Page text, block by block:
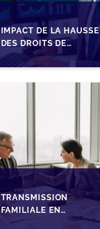
IMPACT DE LA HAUSSE
DES DROITS DE
SUCCESSION EN
WALLONIE SUR LA
TRANSMISSION
TRANSMISSION
FAMILIALE EN
WALLONIE :